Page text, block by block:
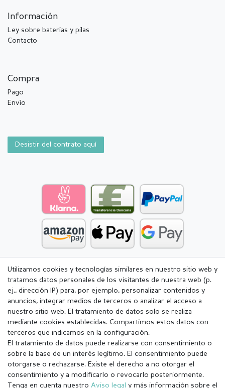
Información
Ley sobre baterías y pilas
Contacto
Compra
Pago
Envío
Desistir del contrato aquí
Utilizamos cookies y tecnologías similares en nuestro sitio web y
tratamos datos personales de los visitantes de nuestra web (p.
ej., dirección IP) para, por ejemplo, personalizar contenidos y
anuncios, integrar medios de terceros o analizar el acceso a
nuestro sitio web. El tratamiento de datos solo se realiza
mediante cookies establecidas. Compartimos estos datos con
terceros que indicamos en la configuración.
El tratamiento de datos puede realizarse con consentimiento o
sobre la base de un interés legítimo. El consentimiento puede
otorgarse o rechazarse. Existe el derecho a no otorgar el
consentimiento y a modificarlo o revocarlo posteriormente.
Tenga en cuenta nuestro Aviso legal y más información sobre el